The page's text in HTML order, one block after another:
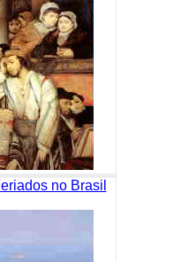
no Brasil